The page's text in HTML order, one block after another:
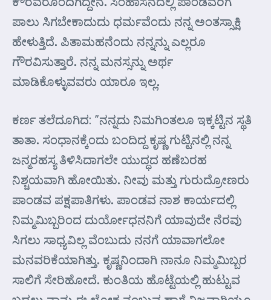
ಪಾಲು ಸಿಗಬೇಕಾದುದು ಧರ್ಮವೆಂದು ನನ್ನ ಅಂತಸ್ಸಾಕ್ಷಿ
ಹೇಳುತ್ತಿದೆ. ಪಿತಾಮಹನೆಂದು ನನ್ನನ್ನು ಎಲ್ಲರೂ
ಗೌರವಿಸುತ್ತಾರೆ. ನನ್ನ ಮನಸ್ಸನ್ನು ಅರ್ಥ
ಮಾಡಿಕೊಳ್ಳುವವರು ಯಾರೂ ಇಲ್ಲ.
ಕರ್ಣ ತಲೆದೂಗಿದ: “ನನ್ನದು ನಿಮಗಿಂತಲೂ ಇಕ್ಕಟ್ಟಿನ ಸ್ಥತಿ
ತಾತಾ. ಸಂಧಾನಕ್ಕೆಂದು ಬಂದಿದ್ದ ಕೃಷ್ಣ ಗುಟ್ಟಿನಲ್ಲಿ ನನ್ನ
ಜನ್ಮರಹಸ್ಯ ತಿಳಿಸಿದಾಗಲೇ ಯುದ್ಧದ ಹಣೆಬರಹ
ನಿಶ್ಚಯವಾಗಿ ಹೋಯಿತು. ನೀವು ಮತ್ತು ಗುರುದ್ರೋಣರು
ಪಾಂಡವ ಪಕ್ಷಪಾತಿಗಳು. ಪಾಂಡವ ನಾಶ ಕಾರ್ಯದಲ್ಲಿ
ನಿಮ್ಮಮಿಬ್ಬರಿಂದ ದುರ್ಯೋಧನನಿಗೆ ಯಾವುದೇ ನೆರವು
ಸಿಗಲು ಸಾಧ್ಯವಿಲ್ಲ ವೆಂಬುದು ನನಗೆ ಯಾವಾಗಲೋ
ಮನವರಿಕೆಯಾಗಿತ್ತು. ಕೃಷ್ಣನಿಂದಾಗಿ ನಾನೂ ನಿಮ್ಮಮಿಬ್ಬರ
ಸಾಲಿಗೆ ಸೇರಿಹೋದೆ. ಕುಂತಿಯ ಹೊಟ್ಟೆಯಲ್ಲಿ ಹುಟ್ಟುವ